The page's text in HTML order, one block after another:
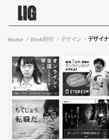
Home Web制作 デザイン デザイ